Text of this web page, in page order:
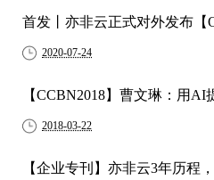
首发丨亦非云正式对外发布【
2020-07-24
【CCBN2018】曹文琳：用AI
2018-03-22
【企业专刊】亦非云3年历程